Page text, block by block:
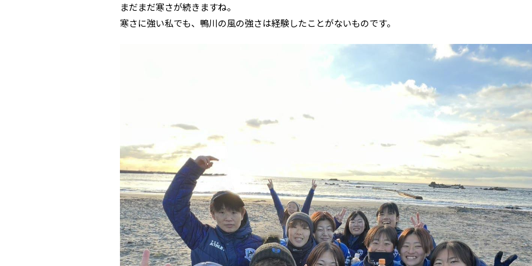
まだまだ寒さが続きますね。
寒さに強い私でも、鴨川の風の強さは経験したことがないものです。